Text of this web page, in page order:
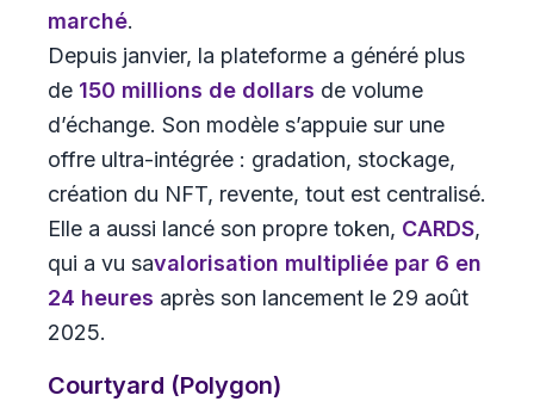
marché.
Depuis janvier, la plateforme a généré plus
de 150 millions de dollars de volume
d’échange. Son modèle s’appuie sur une
offre ultra-intégrée : gradation, stockage,
création du NFT, revente, tout est centralisé.
Elle a aussi lancé son propre token, CARDS,
qui a vu savalorisation multipliée par 6 en
24 heures après son lancement le 29 août
2025.
Courtyard (Polygon)